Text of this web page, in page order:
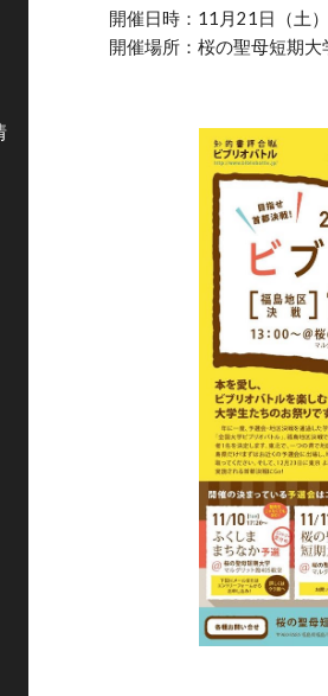
開催日時 ：11月21日（土
開催場所：桜の聖母短期